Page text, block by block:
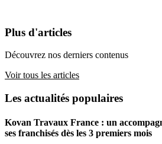
Plus d'articles
Découvrez nos derniers contenus
Voir tous les articles
Les actualités populaires
Kovan Travaux France : un
ses franchisés dès les 3 premiers mois